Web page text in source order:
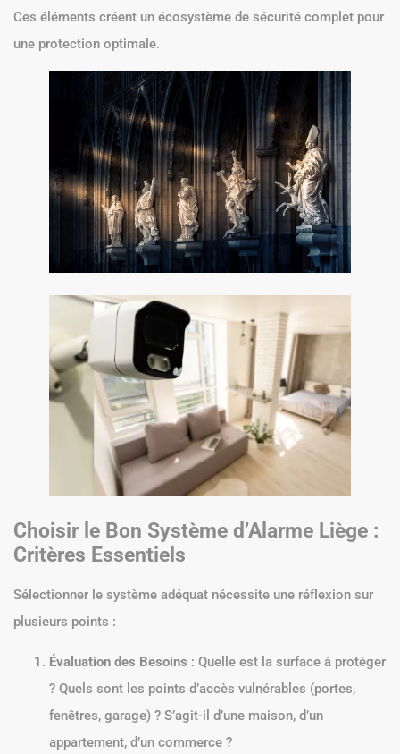
Ces éléments créent un écosystème de sécurité complet pour
une protection optimale.
Choisir le Bon Système d’Alarme Liège :
Critères Essentiels
Sélectionner le système adéquat nécessite une réflexion sur
plusieurs points :
Évaluation des Besoins : Quelle est la surface à protéger
? Quels sont les points d’accès vulnérables (portes,
fenêtres, garage) ? S’agit-il d’une maison, d’un
appartement, d’un commerce ?